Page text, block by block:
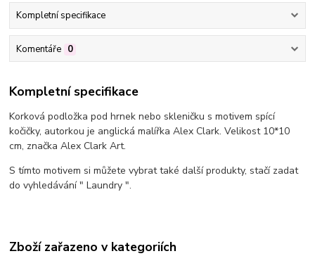
Kompletní specifikace
Komentáře 0
Kompletní specifikace
Korková podložka pod hrnek nebo skleničku s motivem spící
kočičky, autorkou je anglická malířka Alex Clark. Velikost 10*10
cm, značka Alex Clark Art.
S tímto motivem si můžete vybrat také další produkty, stačí zadat
do vyhledávání " Laundry ".
Zboží zařazeno v kategoriích